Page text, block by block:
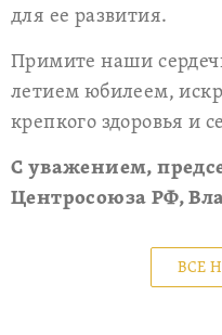
для ее развития.
Примите наши
летием юбилеем,
крепкого здоровья и
С уважением,
Центросоюза РФ,
ВСЕ